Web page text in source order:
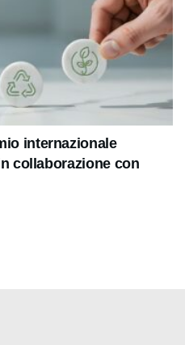
internazionale
collaborazione con